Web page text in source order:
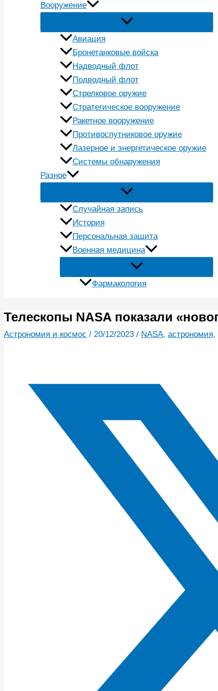
Вооружение
Авиация
Бронетанковые войска
Надводный флот
Подводный флот
Стрелковое оружие
Стратегическое вооружение
Ракетное вооружение
Противоспутниковое оружие
Лазерное и энергетическое оружие
Системы обнаружения
Разное
Случайная запись
История
Персональная защита
Военная медицина
Фармакология
Телескопы NASA показали
Астрономия и космос / 20/12/2023 / NASA, астрономия,